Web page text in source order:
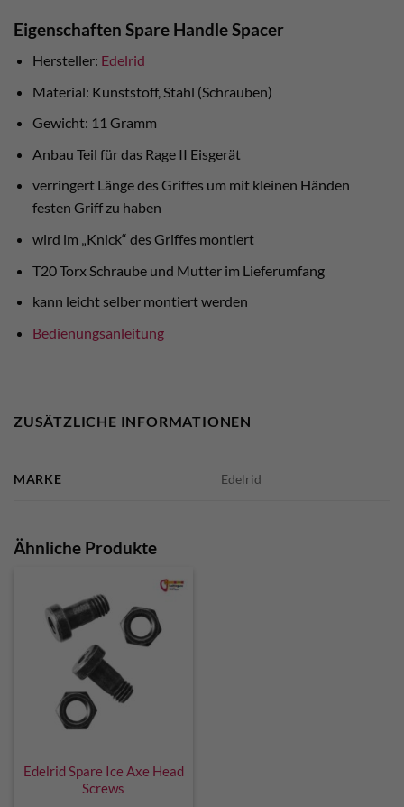
Eigenschaften Spare Handle Spacer
Hersteller: Edelrid
Material: Kunststoff, Stahl (Schrauben)
Gewicht: 11 Gramm
Anbau Teil für das Rage II Eisgerät
verringert Länge des Griffes um mit kleinen Händen
festen Griff zu haben
wird im „Knick“ des Griffes montiert
T20 Torx Schraube und Mutter im Lieferumfang
kann leicht selber montiert werden
Bedienungsanleitung
ZUSÄTZLICHE INFORMATIONEN
MARKE Edelrid
Ähnliche Produkte
Edelrid Spare Ice Axe Head
Screws